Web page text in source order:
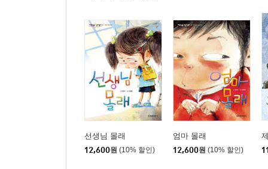
선생님 몰래
12,600원 (10% 할인)
엄마 몰래
12,600원 (10% 할인)